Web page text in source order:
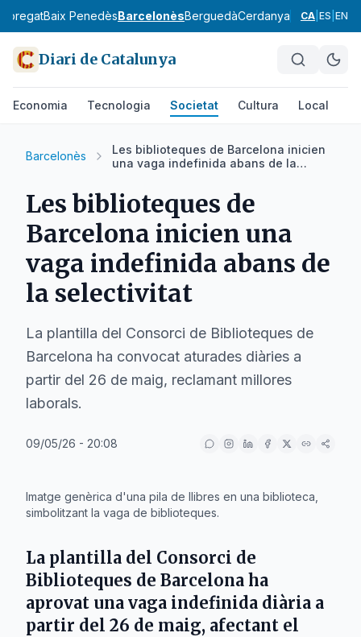
Baix PenedèsBarcelonèsBerguedàCerdanya Conca de
CA ES EN
Diari de Catalunya
Economia Tecnologia Societat Cultura Local
Barcelonès
Les biblioteques de Barcelona inicien
una vaga indefinida abans de la
Les biblioteques de
Barcelona inicien una
vaga indefinida abans de
la selectivitat
La plantilla del Consorci de Biblioteques de
Barcelona ha convocat aturades diàries a
partir del 26 de maig, reclamant millores
laborals.
09/05/26 - 20:08
Imatge genèrica d'una pila de llibres en una biblioteca,
simbolitzant la vaga de biblioteques.
La plantilla del Consorci de
Biblioteques de Barcelona ha
aprovat una vaga indefinida diària a
partir del 26 de maig, afectant el